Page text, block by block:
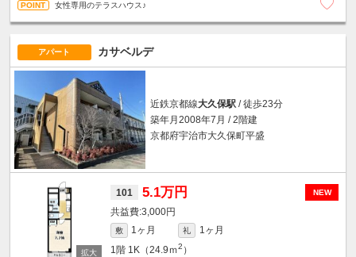
女性専用のテラスハウス♪
アパート カサベルデ
近鉄京都線大久保駅/ 徒歩23分
築年月2008年7月 / 2階建
京都府宇治市大久保町平盛
NEW
101 5.1万円
3,000円
敷 1ヶ月 礼
1ヶ月
1階 1K（24.9ｍ2 ）